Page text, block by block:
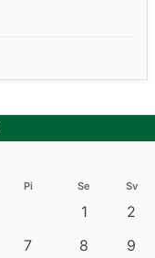
Pi Se Sv
1
2
7 8 9